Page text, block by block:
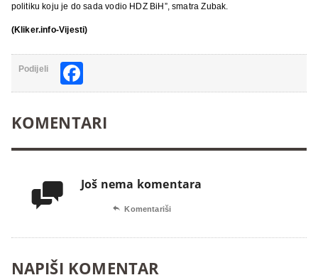
politiku koju je do sada vodio HDZ BiH”, smatra Zubak.
(Kliker.info-Vijesti)
Podijeli
KOMENTARI
 Još nema komentara
 Komentariši
NAPIŠI KOMENTAR